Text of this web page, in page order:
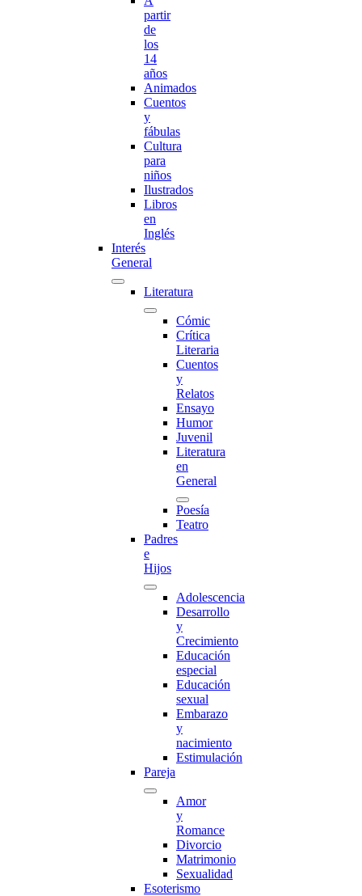
partir
de
los
14
años
Animados
Cuentos
y
fábulas
Cultura
para
niños
Ilustrados
Libros
en
Inglés
Interés
General
Literatura
Cómic
Crítica
Literaria
Cuentos
y
Relatos
Ensayo
Humor
Juvenil
Literatura
en
General
Poesía
Teatro
Padres
e
Hijos
Adolescencia
Desarrollo
y
Crecimiento
Educación
especial
Educación
sexual
Embarazo
y
nacimiento
Estimulación
Pareja
Amor
y
Romance
Divorcio
Matrimonio
Sexualidad
Esoterismo